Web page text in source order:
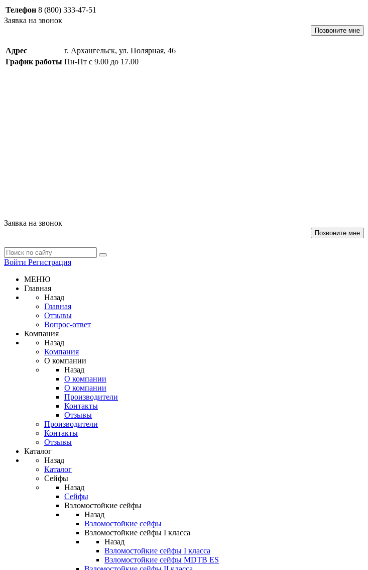
Телефон 8 (800) 333-47-51
Заявка на звонок
Позвоните мне
Адрес
г. Архангельск, ул. Полярная, 46
График работы Пн-Пт с 9.00 до 17.00
Заявка на звонок
Позвоните мне
Войти Регистрация
МЕНЮ
Главная
Назад
Главная
Отзывы
Вопрос-ответ
Компания
Назад
Компания
О компании
Назад
О компании
О компании
Производители
Контакты
Отзывы
Производители
Контакты
Отзывы
Каталог
Назад
Каталог
Сейфы
Назад
Сейфы
Взломостойкие сейфы
Назад
Взломостойкие сейфы
Взломостойкие сейфы I класса
Назад
Взломостойкие сейфы I класса
Взломостойкие сейфы MDTB ES